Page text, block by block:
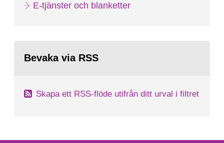
E-tjänster och blanketter
Bevaka via RSS
Skapa ett RSS-flöde utifrån ditt urval i filtret